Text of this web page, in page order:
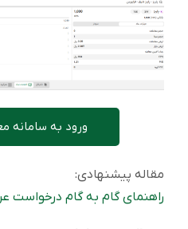
ورود به سامانه
مقاله پیشنهادی:
راهنمای گام به گام درخواست